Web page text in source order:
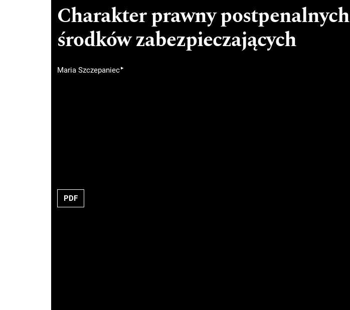
Charakter prawny postpenalnych
środków zabezpieczających
Maria Szczepaniec▸
PDF